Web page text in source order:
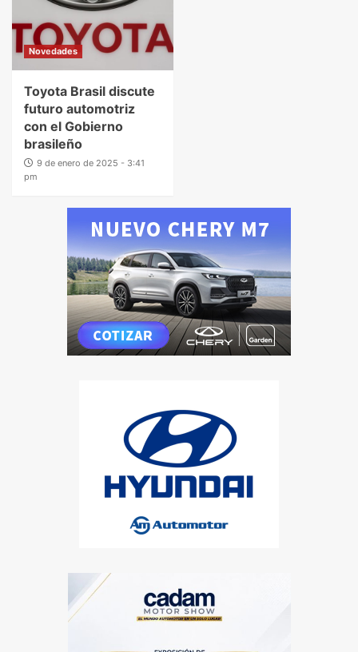
Novedades
Toyota Brasil discute
futuro automotriz
con el Gobierno
brasileño
9 de enero de 2025 - 3:41
pm